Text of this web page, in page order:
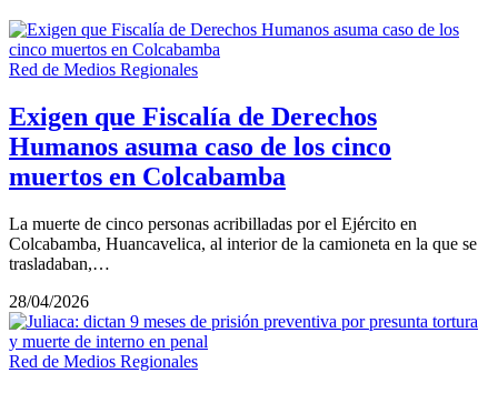
Red de Medios Regionales
Exigen que Fiscalía de Derechos
Humanos asuma caso de los cinco
muertos en Colcabamba
La muerte de cinco personas acribilladas por el Ejército en
Colcabamba, Huancavelica, al interior de la camioneta en la que se
trasladaban,…
28/04/2026
Red de Medios Regionales